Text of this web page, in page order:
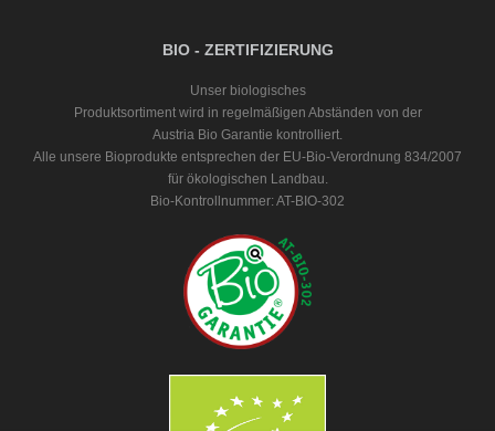
BIO - ZERTIFIZIERUNG
Unser biologisches
Produktsortiment wird in regelmäßigen Abständen von der
Austria Bio Garantie kontrolliert.
Alle unsere Bioprodukte entsprechen der EU-Bio-Verordnung 834/2007
für ökologischen Landbau.
Bio-Kontrollnummer: AT-BIO-302